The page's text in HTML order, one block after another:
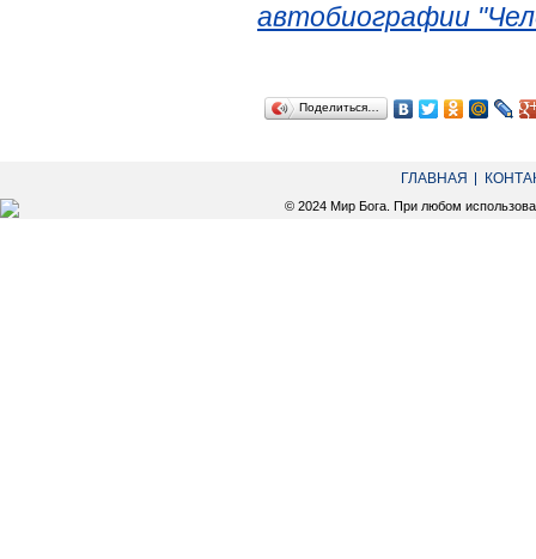
автобиографии
Поделиться…
ГЛАВНАЯ
© 2024 Мир Бога. При любом